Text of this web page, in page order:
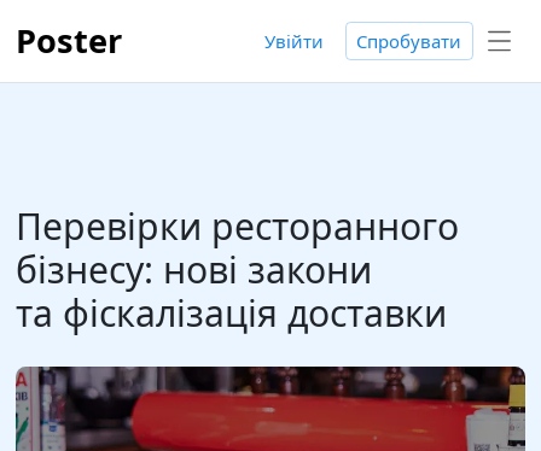
Poster Увійти Спробувати
Перевірки ресторанного
бізнесу: нові закони
та фіскалізація доставки